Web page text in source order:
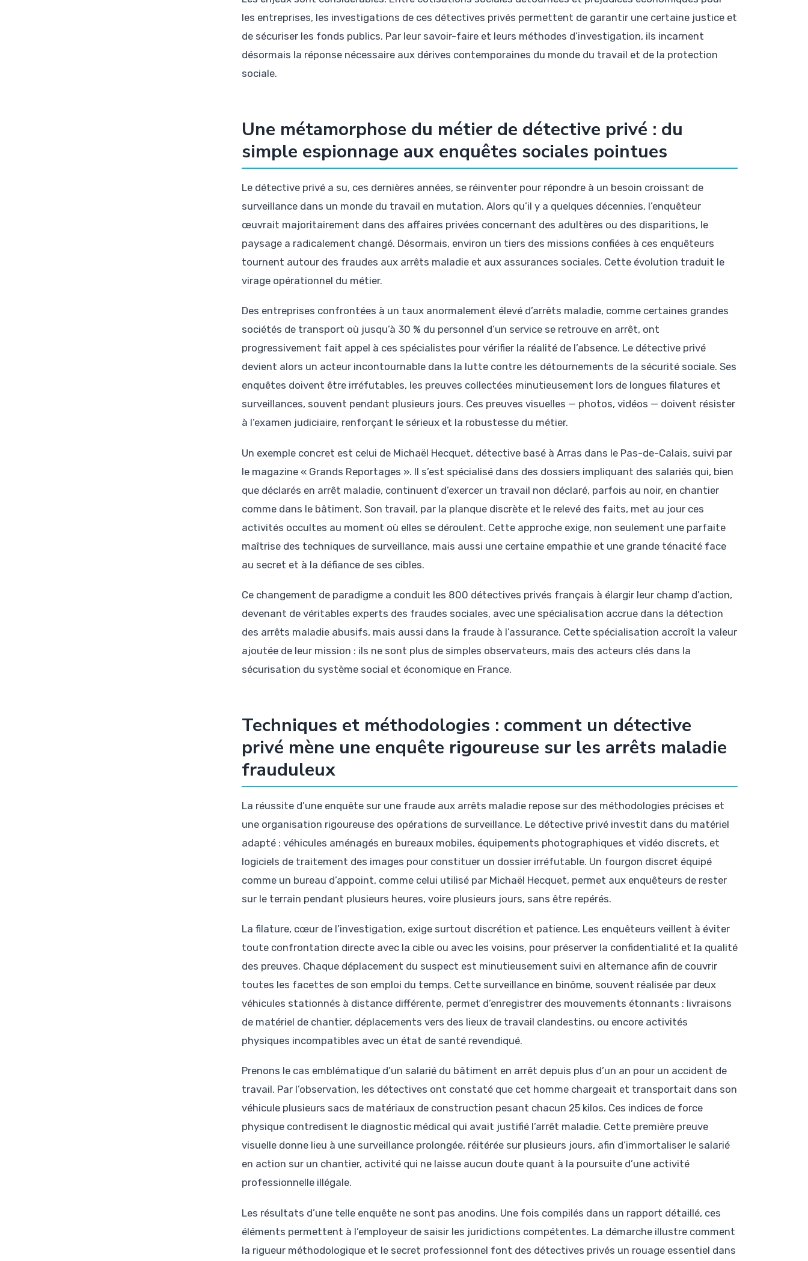
les entreprises, les investigations de ces détectives privés permettent de garantir une certaine justice et
de sécuriser les fonds publics. Par leur savoir-faire et leurs méthodes d’investigation, ils incarnent
désormais la réponse nécessaire aux dérives contemporaines du monde du travail et de la protection
sociale.
Une métamorphose du métier de détective privé : du
simple espionnage aux enquêtes sociales pointues
Le détective privé a su, ces dernières années, se réinventer pour répondre à un besoin croissant de
surveillance dans un monde du travail en mutation. Alors qu’il y a quelques décennies, l’enquêteur
œuvrait majoritairement dans des affaires privées concernant des adultères ou des disparitions, le
paysage a radicalement changé. Désormais, environ un tiers des missions confiées à ces enquêteurs
tournent autour des fraudes aux arrêts maladie et aux assurances sociales. Cette évolution traduit le
virage opérationnel du métier.
Des entreprises confrontées à un taux anormalement élevé d’arrêts maladie, comme certaines grandes
sociétés de transport où jusqu’à 30 % du personnel d’un service se retrouve en arrêt, ont
progressivement fait appel à ces spécialistes pour vérifier la réalité de l’absence. Le détective privé
devient alors un acteur incontournable dans la lutte contre les détournements de la sécurité sociale. Ses
enquêtes doivent être irréfutables, les preuves collectées minutieusement lors de longues filatures et
surveillances, souvent pendant plusieurs jours. Ces preuves visuelles — photos, vidéos — doivent résister
à l’examen judiciaire, renforçant le sérieux et la robustesse du métier.
Un exemple concret est celui de Michaël Hecquet, détective basé à Arras dans le Pas-de-Calais, suivi par
le magazine « Grands Reportages ». Il s’est spécialisé dans des dossiers impliquant des salariés qui, bien
que déclarés en arrêt maladie, continuent d’exercer un travail non déclaré, parfois au noir, en chantier
comme dans le bâtiment. Son travail, par la planque discrète et le relevé des faits, met au jour ces
activités occultes au moment où elles se déroulent. Cette approche exige, non seulement une parfaite
maîtrise des techniques de surveillance, mais aussi une certaine empathie et une grande ténacité face
au secret et à la défiance de ses cibles.
Ce changement de paradigme a conduit les 800 détectives privés français à élargir leur champ d’action,
devenant de véritables experts des fraudes sociales, avec une spécialisation accrue dans la détection
des arrêts maladie abusifs, mais aussi dans la fraude à l’assurance. Cette spécialisation accroît la valeur
ajoutée de leur mission : ils ne sont plus de simples observateurs, mais des acteurs clés dans la
sécurisation du système social et économique en France.
Techniques et méthodologies : comment un détective
privé mène une enquête rigoureuse sur les arrêts maladie
frauduleux
La réussite d’une enquête sur une fraude aux arrêts maladie repose sur des méthodologies précises et
une organisation rigoureuse des opérations de surveillance. Le détective privé investit dans du matériel
adapté : véhicules aménagés en bureaux mobiles, équipements photographiques et vidéo discrets, et
logiciels de traitement des images pour constituer un dossier irréfutable. Un fourgon discret équipé
comme un bureau d’appoint, comme celui utilisé par Michaël Hecquet, permet aux enquêteurs de rester
sur le terrain pendant plusieurs heures, voire plusieurs jours, sans être repérés.
La filature, cœur de l’investigation, exige surtout discrétion et patience. Les enquêteurs veillent à éviter
toute confrontation directe avec la cible ou avec les voisins, pour préserver la confidentialité et la qualité
des preuves. Chaque déplacement du suspect est minutieusement suivi en alternance afin de couvrir
toutes les facettes de son emploi du temps. Cette surveillance en binôme, souvent réalisée par deux
véhicules stationnés à distance différente, permet d’enregistrer des mouvements étonnants : livraisons
de matériel de chantier, déplacements vers des lieux de travail clandestins, ou encore activités
physiques incompatibles avec un état de santé revendiqué.
Prenons le cas emblématique d’un salarié du bâtiment en arrêt depuis plus d’un an pour un accident de
travail. Par l’observation, les détectives ont constaté que cet homme chargeait et transportait dans son
véhicule plusieurs sacs de matériaux de construction pesant chacun 25 kilos. Ces indices de force
physique contredisent le diagnostic médical qui avait justifié l’arrêt maladie. Cette première preuve
visuelle donne lieu à une surveillance prolongée, réitérée sur plusieurs jours, afin d’immortaliser le salarié
en action sur un chantier, activité qui ne laisse aucun doute quant à la poursuite d’une activité
professionnelle illégale.
Les résultats d’une telle enquête ne sont pas anodins. Une fois compilés dans un rapport détaillé, ces
éléments permettent à l’employeur de saisir les juridictions compétentes. La démarche illustre comment
la rigueur méthodologique et le secret professionnel font des détectives privés un rouage essentiel dans